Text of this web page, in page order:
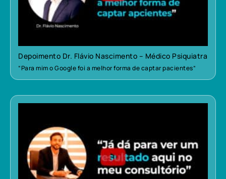
Depoimento Dr. Flávio Nascimento – Médico Psiquiatra
“Para mim o Google foi a melhor forma de captar pacientes”